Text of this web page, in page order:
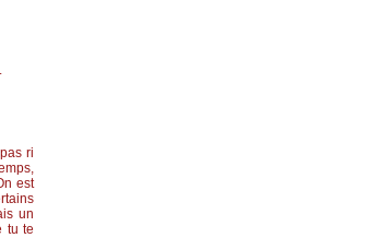
ri
est
un
tu te